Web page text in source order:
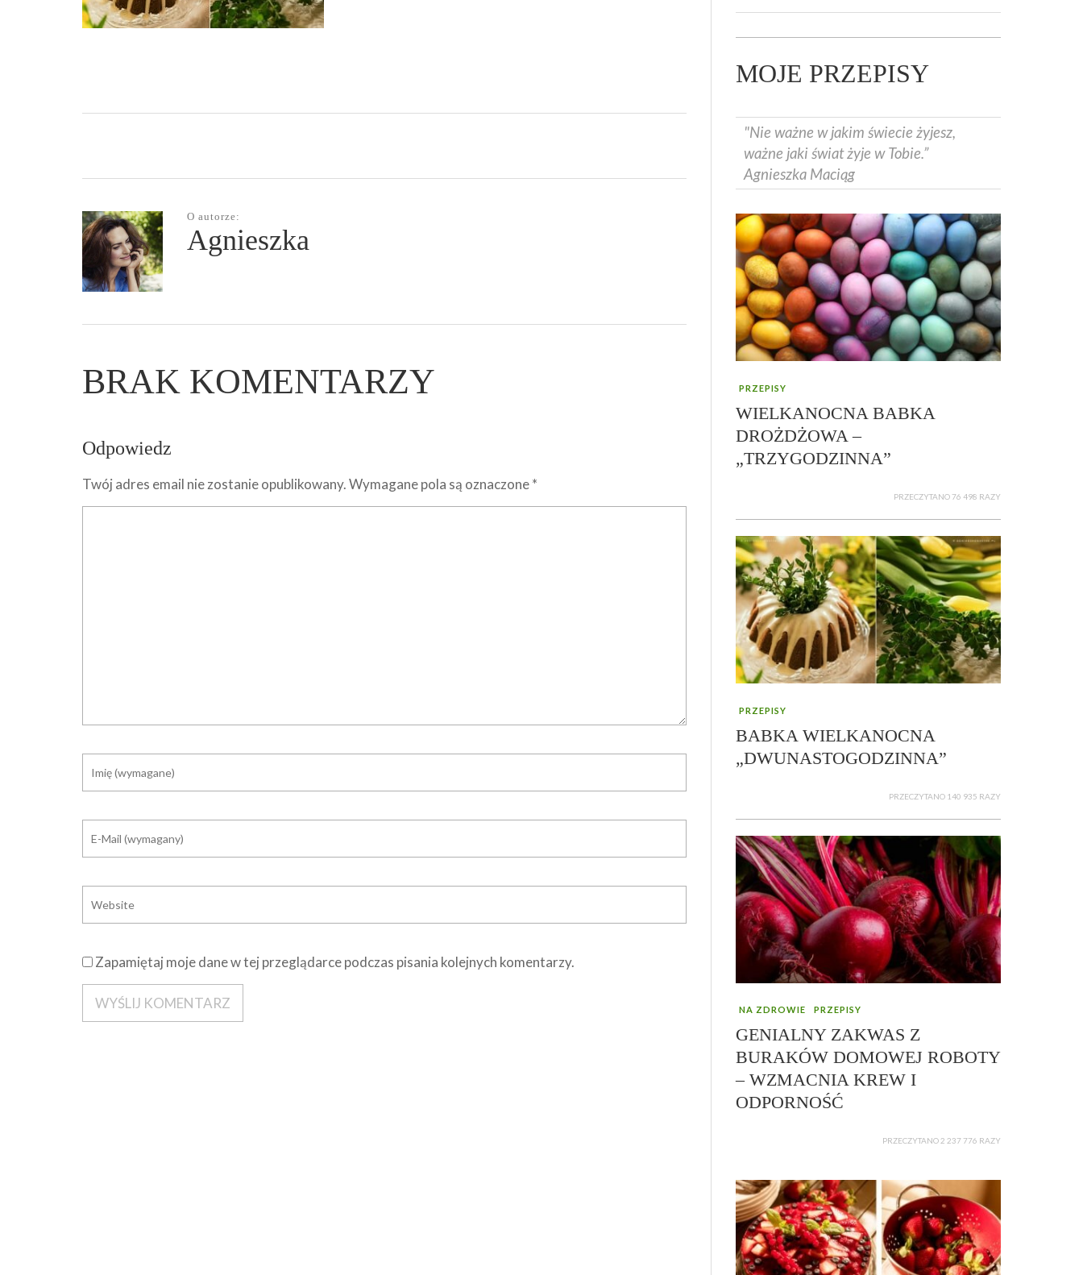
O autorze:
Agnieszka
BRAK KOMENTARZY
Odpowiedz
Twój adres email nie zostanie opublikowany.Wymagane pola są oznaczone*
Zapamiętaj moje dane w tej przeglądarce podczas pisania kolejnych komentarzy.
MOJE PRZEPISY
"Nie ważne w jakim świecie żyjesz,
ważne jaki świat żyje w Tobie.”
Agnieszka Maciąg
PRZEPISY
WIELKANOCNA BABKA
DROŻDŻOWA –
„TRZYGODZINNA”
PRZECZYTANO 76 498 RAZY
PRZEPISY
BABKA WIELKANOCNA
„DWUNASTOGODZINNA”
PRZECZYTANO 140 935 RAZY
NA ZDROWIE PRZEPISY
GENIALNY ZAKWAS Z
BURAKÓW DOMOWEJ ROBOTY
– WZMACNIA KREW I
ODPORNOŚĆ
PRZECZYTANO 2 237 776 RAZY